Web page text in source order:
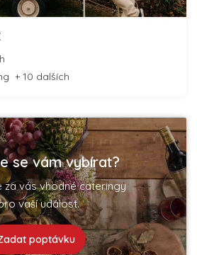
+ 10 dalších
se vám vybírat?
za vás vhodné cateringy
vaší událost.
poptávku